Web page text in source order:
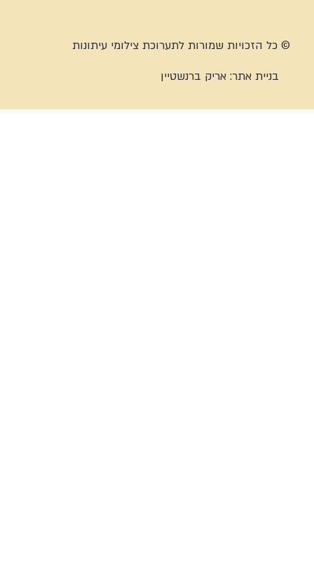
© כל הזכויות שמורות לתערוכת צילומי עיתונות
בניית אתר:אריק ברנשטיין